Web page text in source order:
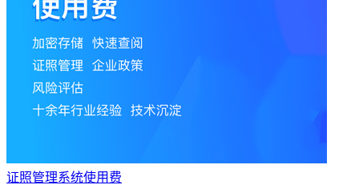
证照管理系统使用费